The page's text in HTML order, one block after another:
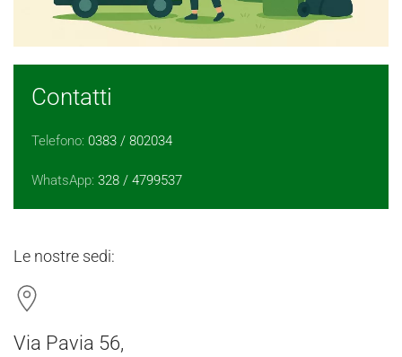
Contatti
Telefono: 0383 / 802034
WhatsApp: 328 / 4799537
Le nostre sedi:
Via Pavia 56,